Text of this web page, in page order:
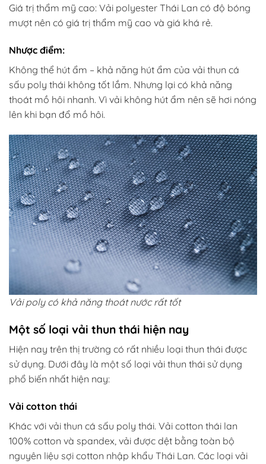
Giá trị thẩm mỹ cao: Vải polyester Thái Lan có độ bóng
mượt nên có giá trị thẩm mỹ cao và giá khá rẻ.
Nhược điểm:
Không thể hút ẩm – khả năng hút ẩm của vải thun cá
sấu poly thái không tốt lắm. Nhưng lại có khả năng
thoát mồ hôi nhanh. Vì vải không hút ẩm nên sẽ hơi nóng
lên khi bạn đổ mồ hôi.
Vải poly có khả năng thoát nước rất tốt
Một số loại vải thun thái hiện nay
Hiện nay trên thị trường có rất nhiều loại thun thái được
sử dụng. Dưới đây là một số loại vải thun thái sử dụng
phổ biến nhất hiện nay:
Vải cotton thái
Khác với vải thun cá sấu poly thái. Vải cotton thái lan
100% cotton và spandex, vải được dệt bằng toàn bộ
nguyên liệu sợi cotton nhập khẩu Thái Lan. Các loại vải